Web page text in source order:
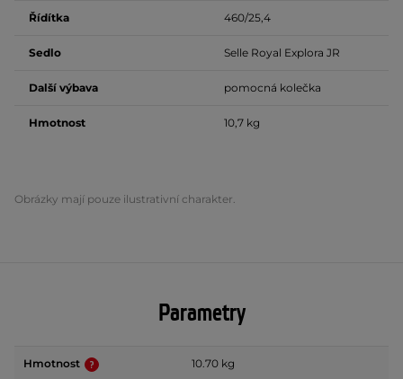
Řídítka 460/25,4
Sedlo Selle Royal Explora JR
Další výbava pomocná kolečka
Hmotnost 10,7 kg
Obrázky mají pouze ilustrativní charakter.
Parametry
Hmotnost 10.70 kg